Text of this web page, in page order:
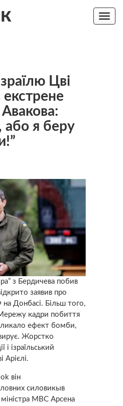
Toggle
Цві
екстрене
або я беру
з Бердичева побив
заявив про
на Донбасі. Більш того,
Мережу кадри побиття
ефект бомби,
Жорстко
і ізраїльський
Арієлі.
він
силовикыв
міністра МВС Арсена